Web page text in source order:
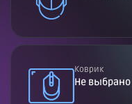
Коврик
Не выбрано